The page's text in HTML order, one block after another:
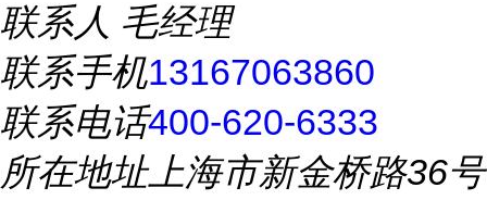
联系人 毛经理
联系手机13167063860
联系电话400-620-6333
所在地址上海市新金桥路36号